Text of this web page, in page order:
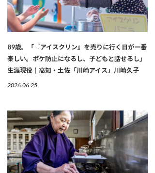
89歳。「『アイスクリン』を売りに行く日が一番
楽しい。ボケ防止になるし、子どもと話せるし」
生涯現役｜高知・土佐「川崎アイス」川崎久子
2026.06.25